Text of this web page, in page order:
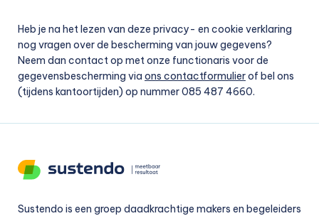
Heb je na het lezen van deze privacy- en cookie verklaring
nog vragen over de bescherming van jouw gegevens?
Neem dan contact op met onze functionaris voor de
gegevensbescherming via ons contactformulierof bel ons
(tijdens kantoortijden) op nummer 085 487 4660.
Sustendo is een groep daadkrachtige makers en begeleiders